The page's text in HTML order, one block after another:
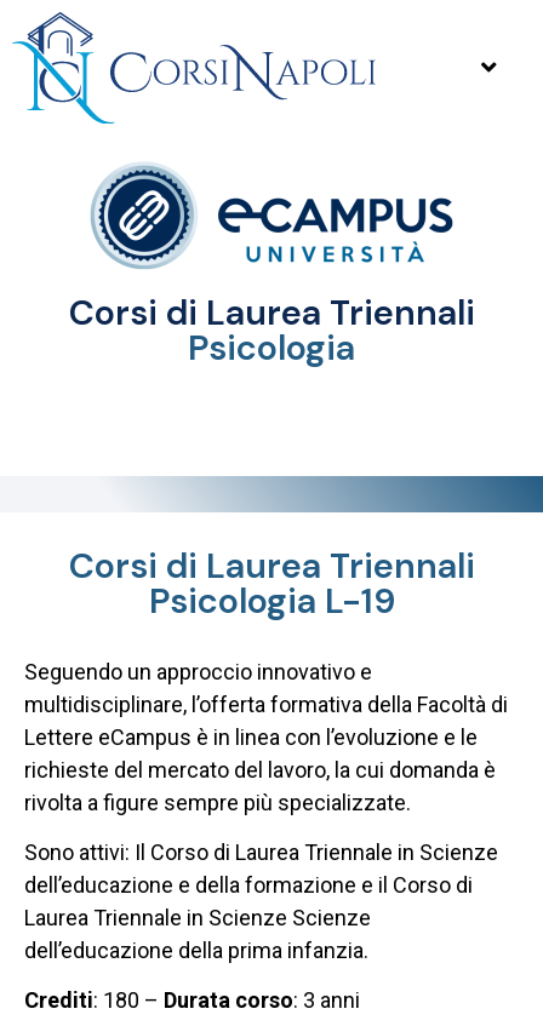
Corsi di Laurea Triennali
Psicologia
Corsi di Laurea Triennali
Psicologia L-19
Seguendo un approccio innovativo e
multidisciplinare, l’offerta formativa della Facoltà di
Lettere eCampus è in linea con l’evoluzione e le
richieste del mercato del lavoro, la cui domanda è
rivolta a figure sempre più specializzate.
Sono attivi: Il Corso di Laurea Triennale in Scienze
dell’educazione e della formazione e il Corso di
Laurea Triennale in Scienze Scienze
dell’educazione della prima infanzia.
Crediti: 180 – Durata corso: 3 anni